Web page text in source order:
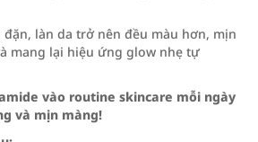
làn da trở nên đều màu hơn, mịn
mang lại hiệu ứng glow nhẹ tự
vào routine skincare mỗi ngày
và mịn màng!